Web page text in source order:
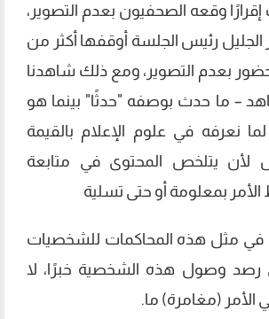
وقعه الصحفيون بعدم التصوير،
رئيس الجلسة أوقفها أكثر من
بعدم التصوير، ومع ذلك شاهدنا
– ما حدث بوصفه "حدثًا" بينما هو
نعرفه في علوم الإعلام بالقيمة
لأن يتلخص المحتوى في متابعة
بمعلومة أو حتى تسلية
في مثل هذه المحاكمات للشخصيات
رصد وصول هذه الشخصية خبرًا، لا
الأمر (مغامرة) ما.